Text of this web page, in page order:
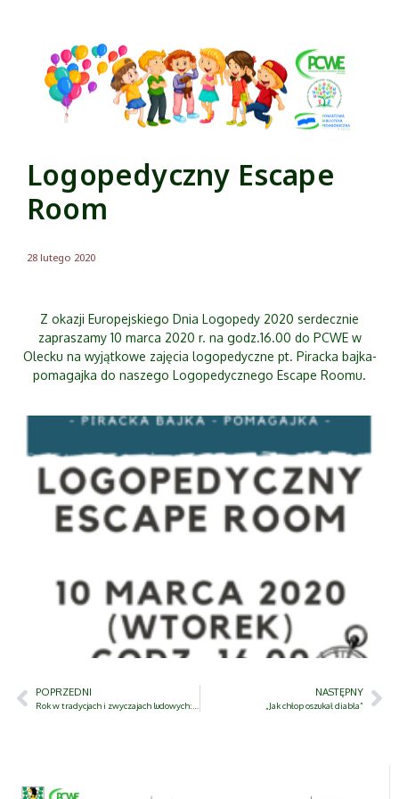
Logopedyczny Escape
Room
28 lutego 2020
Z okazji Europejskiego Dnia Logopedy 2020 serdecznie
zapraszamy 10 marca 2020 r. na godz.16.00 do PCWE w
Olecku na wyjątkowe zajęcia logopedyczne pt. Piracka bajka-
pomagajka do naszego Logopedycznego Escape Roomu.
POPRZEDNI NASTĘPNY
„Jak chłop oszukał diabła”